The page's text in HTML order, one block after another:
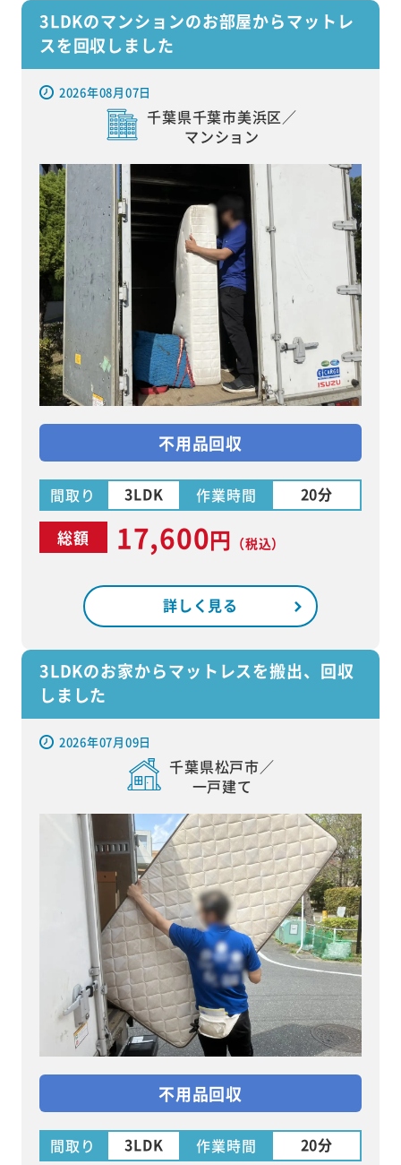
3LDKのマンションのお部屋からマットレ
スを回収しました
2026年08月07日
千葉県千葉市美浜区／
マンション
不用品回収
間取り 3LDK 作業時間 20分
総額 17,600円 （税込）
詳しく見る
3LDKのお家からマットレスを搬出、回収
しました
2026年07月09日
千葉県松戸市／
一戸建て
不用品回収
間取り 3LDK 作業時間 20分